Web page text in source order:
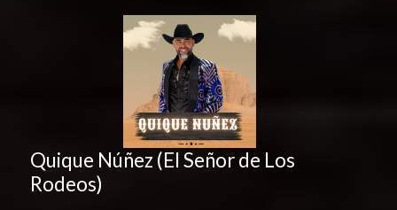
Quique Núñez (El Señor de Los
Rodeos)